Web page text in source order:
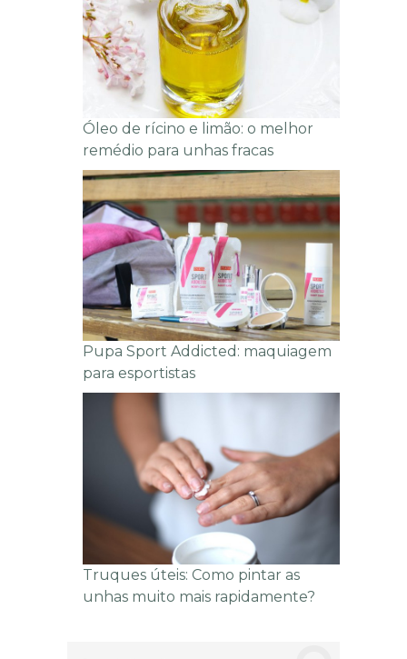
Óleo de rícino e limão: o melhor
remédio para unhas fracas
Pupa Sport Addicted: maquiagem
para esportistas
Truques úteis: Como pintar as
unhas muito mais rapidamente?